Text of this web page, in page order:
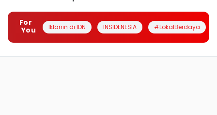
For
You
Iklanin di IDN INSIDENESIA #LokalBerdaya